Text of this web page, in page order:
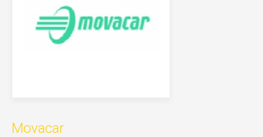
Movacar